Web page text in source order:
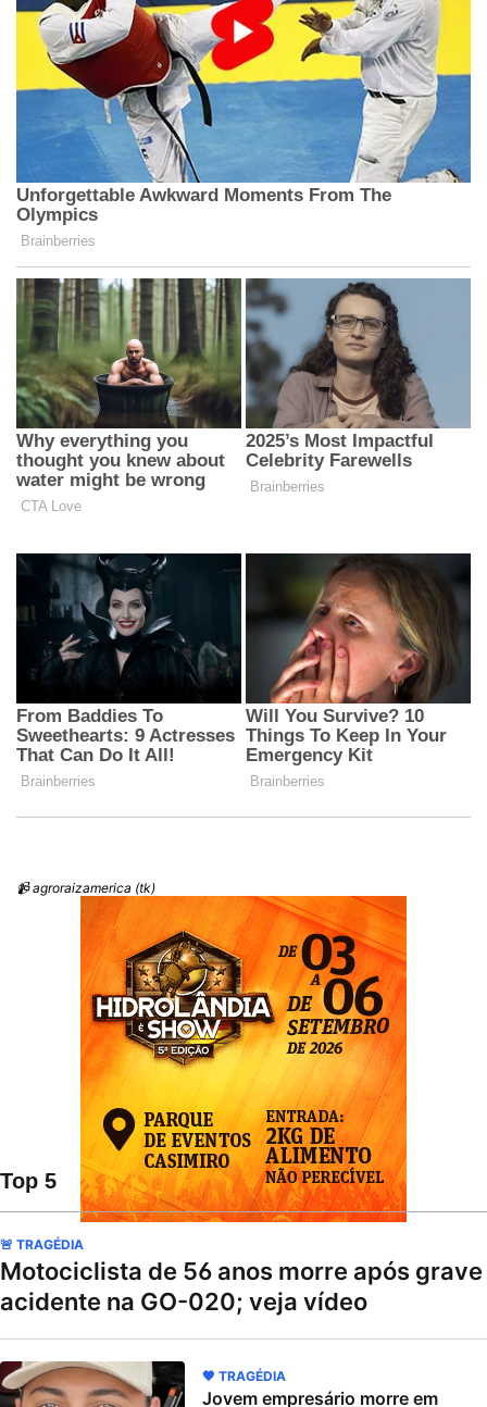
📹 agroraizamerica (tk)
Top 5
🚨 TRAGÉDIA
Motociclista de 56 anos morre após grave
acidente na GO-020; veja vídeo
🖤 TRAGÉDIA
Jovem empresário morre em